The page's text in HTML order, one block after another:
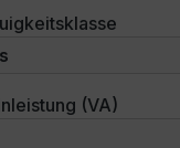
(VA)